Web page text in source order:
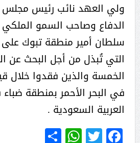
ولي العهد نائب رئيس مجلس
الدفاع وصاحب السمو الملكي
سلطان أمير منطقة تبوك على
التي تُبذل من أجل البحث عن
الخمسة والذين فقدوا خلال
في البحر الأحمر بمنطقة
العربية السعودية .
Facebook
Twitter
WhatsApp
Share